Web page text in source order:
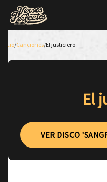
Inicio/Canciones/El justiciero
El
VER DISCO